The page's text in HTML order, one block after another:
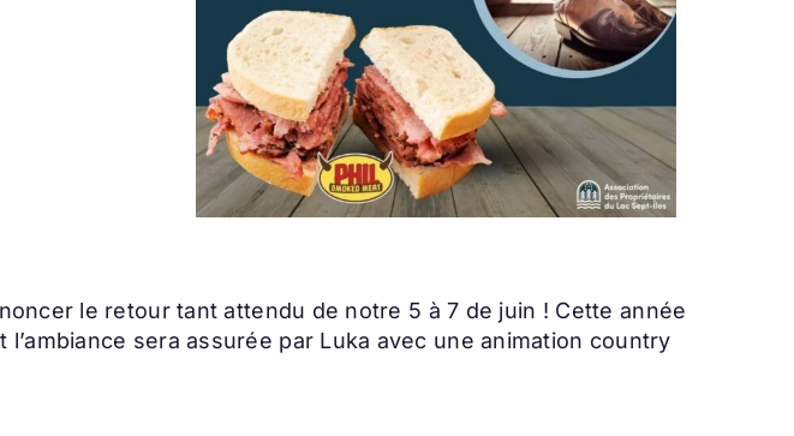
le retour tant attendu de notre 5 à 7 de juin ! Cette année
sera assurée par Luka avec une animation country